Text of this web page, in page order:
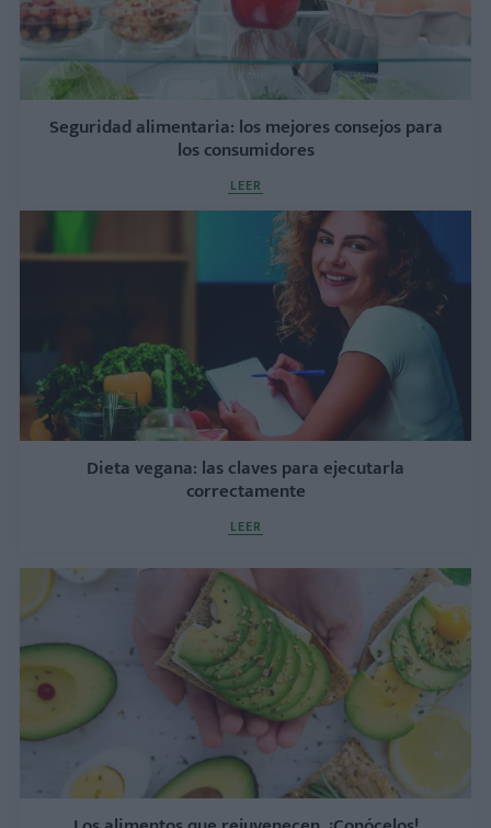
Seguridad alimentaria: los mejores consejos para
los consumidores
LEER
Dieta vegana: las claves para ejecutarla
correctamente
LEER